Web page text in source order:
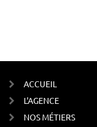
ACCUEIL
L'AGENCE
NOS MÉTIERS